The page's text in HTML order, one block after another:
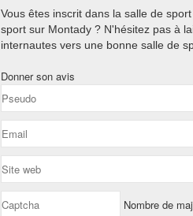
Vous êtes inscrit dans la salle de
sport sur Montady ? N'hésitez pas à
internautes vers une bonne salle de
Donner son avis
Nombre de